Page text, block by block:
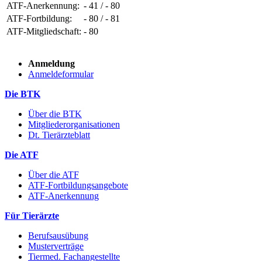
ATF-Anerkennung: - 41 / - 80
ATF-Fortbildung:
- 80 / - 81
ATF-Mitgliedschaft: - 80
Anmeldung
Anmeldeformular
Die BTK
Über die BTK
Mitgliederorganisationen
Dt. Tierärzteblatt
Die ATF
Über die ATF
ATF-Fortbildungsangebote
ATF-Anerkennung
Für Tierärzte
Berufsausübung
Musterverträge
Tiermed. Fachangestellte